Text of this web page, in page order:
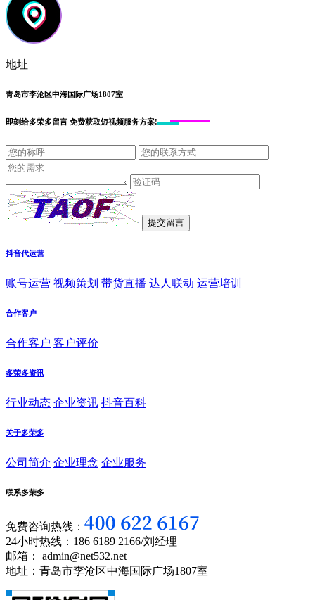
地址
青岛市李沧区中海国际广场1807室
即刻给多荣多留言 免费获取短视频服务方案!
抖音代运营
账号运营 视频策划 带货直播 达人联动 运营培训
合作客户
合作客户 客户评价
多荣多资讯
行业动态 企业资讯 抖音百科
关于多荣多
公司简介 企业理念 企业服务
联系多荣多
免费咨询热线：
24小时热线：186 6189 2166/刘经理
邮箱： admin@net532.net
地址：青岛市李沧区中海国际广场1807室